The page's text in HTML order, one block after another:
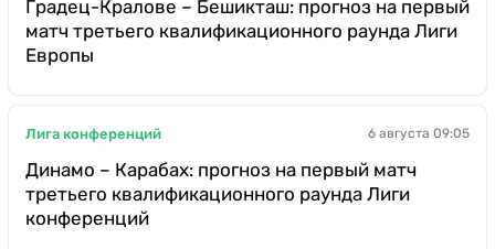
Градец-Кралове – Бешикташ: прогноз на первый
матч третьего квалификационного раунда Лиги
Европы
Лига конференций 6 августа 09:05
Динамо – Карабах: прогноз на первый матч
третьего квалификационного раунда Лиги
конференций